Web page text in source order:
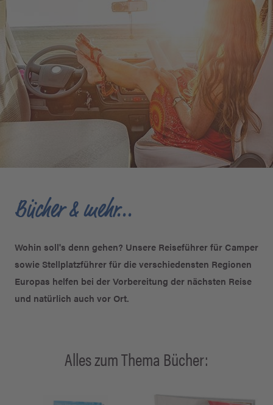
Bücher & mehr...
Wohin soll's denn gehen? Unsere Reiseführer für Camper
sowie Stellplatzführer für die verschiedensten Regionen
Europas helfen bei der Vorbereitung der nächsten Reise
und natürlich auch vor Ort.
Alles zum Thema Bücher: